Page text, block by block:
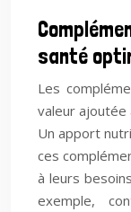
santé
Les
valeur ajoutée
Un apport
ces
à leurs
exemple,